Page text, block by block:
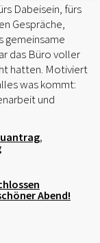
Dabeisein, fürs
Gespräche,
gemeinsame
das Büro voller
hatten. Motiviert
was kommt:
und
,
Abend!